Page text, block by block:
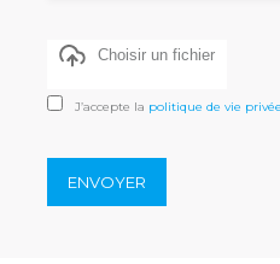
Choisir un fichier
J’accepte la politique de vie